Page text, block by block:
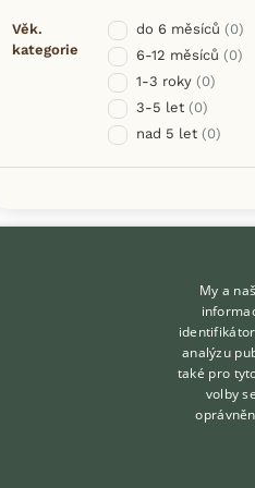
Věk.
kategorie
do 6 měsíců (0)
6-12 měsíců (0)
1-3 roky (0)
3-5 let (0)
nad 5 let (0)
KONTAKT DO REDAKCE
My a
analýzu
také pro
volby